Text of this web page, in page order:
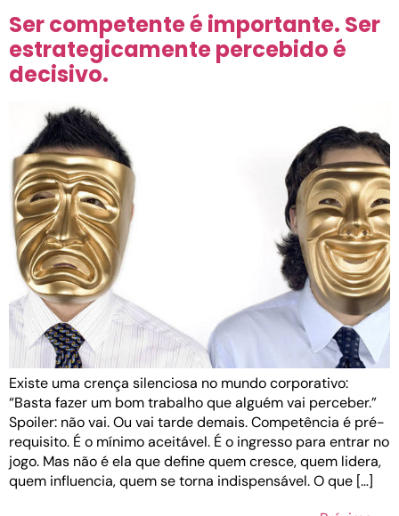
Ser competente é importante. Ser
estrategicamente percebido é
decisivo.
Existe uma crença silenciosa no mundo corporativo:
“Basta fazer um bom trabalho que alguém vai perceber.”
Spoiler: não vai. Ou vai tarde demais. Competência é pré-
requisito. É o mínimo aceitável. É o ingresso para entrar no
jogo. Mas não é ela que define quem cresce, quem lidera,
quem influencia, quem se torna indispensável. O que […]